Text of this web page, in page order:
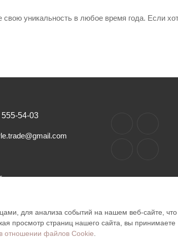
уникальность в любое время года. Если
54-03
интернет-
ПН - ПТ:
для анализа событий на нашем веб-сайте, что
просмотр страниц нашего сайта, вы принимаете
отношении файлов Cookie